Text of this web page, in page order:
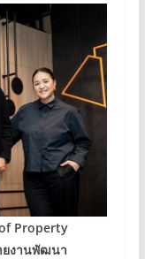
Property
ยงานพัฒนา